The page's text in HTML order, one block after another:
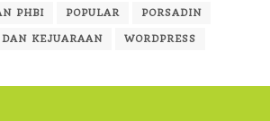
PHBI POPULAR PORSADIN
DAN KEJUARAAN WORDPRESS